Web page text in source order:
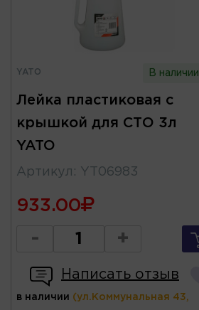
YATO В наличии
Лейка пластиковая с
крышкой для СТО 3л
YATO
Артикул : YT06983
933.00
- +
Написать отзыв
в наличии (ул.Коммунальная 43,